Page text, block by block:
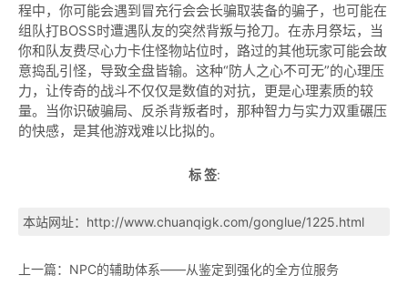
程中，你可能会遇到冒充行会会长骗取装备的骗子，也可能在
组队打BOSS时遭遇队友的突然背叛与抢刀。在赤月祭坛，当
你和队友费尽心力卡住怪物站位时，路过的其他玩家可能会故
意捣乱引怪，导致全盘皆输。这种“防人之心不可无”的心理压
力，让传奇的战斗不仅仅是数值的对抗，更是心理素质的较
量。当你识破骗局、反杀背叛者时，那种智力与实力双重碾压
的快感，是其他游戏难以比拟的。
标 签:
本站网址： http://www.chuanqigk.com/gonglue/1225.html
上一篇： NPC的辅助体系——从鉴定到强化的全方位服务